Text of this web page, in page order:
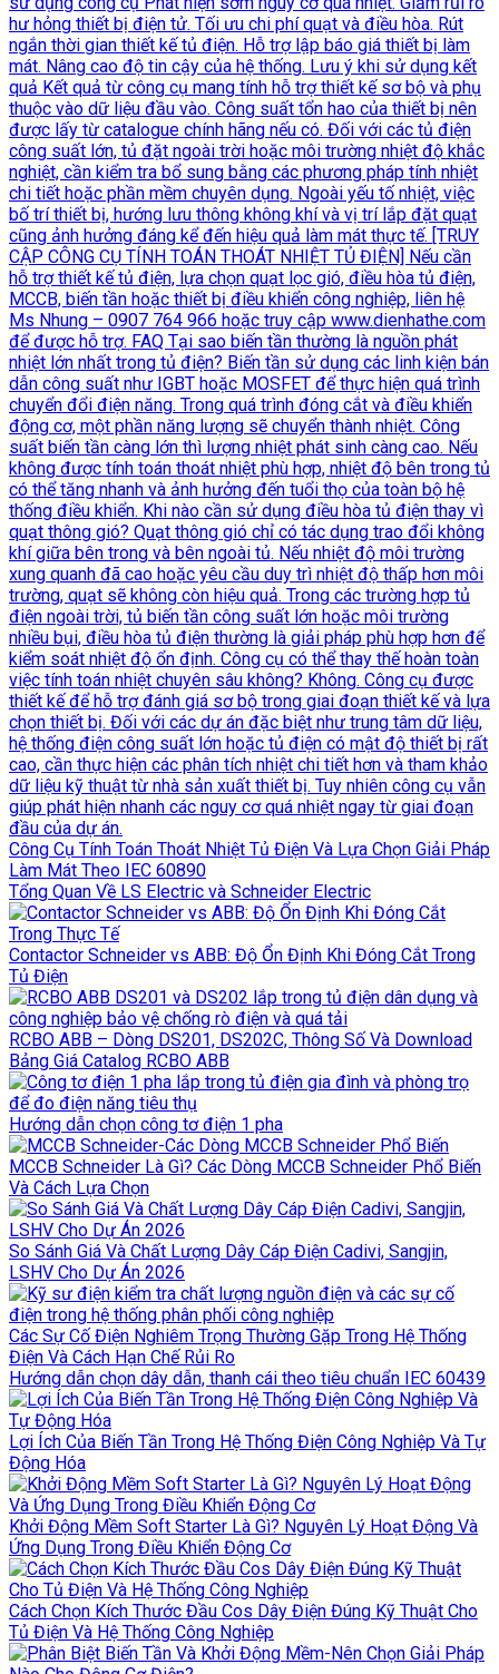
Công Cụ Tính Toán Thoát Nhiệt Tủ Điện Và Lựa Chọn Giải Pháp
Làm Mát Theo IEC 60890
Tổng Quan Về LS Electric và Schneider Electric
Contactor Schneider vs ABB: Độ Ổn Định Khi Đóng Cắt Trong
Tủ Điện
RCBO ABB – Dòng DS201, DS202C, Thông Số Và Download
Bảng Giá Catalog RCBO ABB
Hướng dẫn chọn công tơ điện 1 pha
MCCB Schneider Là Gì? Các Dòng MCCB Schneider Phổ Biến
Và Cách Lựa Chọn
So Sánh Giá Và Chất Lượng Dây Cáp Điện Cadivi, Sangjin,
LSHV Cho Dự Án 2026
Các Sự Cố Điện Nghiêm Trọng Thường Gặp Trong Hệ Thống
Điện Và Cách Hạn Chế Rủi Ro
Hướng dẫn chọn dây dẫn, thanh cái theo tiêu chuẩn IEC 60439
Lợi Ích Của Biến Tần Trong Hệ Thống Điện Công Nghiệp Và Tự
Động Hóa
Khởi Động Mềm Soft Starter Là Gì? Nguyên Lý Hoạt Động Và
Ứng Dụng Trong Điều Khiển Động Cơ
Cách Chọn Kích Thước Đầu Cos Dây Điện Đúng Kỹ Thuật Cho
Tủ Điện Và Hệ Thống Công Nghiệp